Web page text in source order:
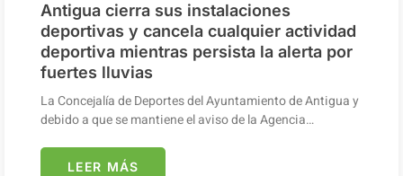
Antigua cierra sus instalaciones
deportivas y cancela cualquier actividad
deportiva mientras persista la alerta por
fuertes lluvias
La Concejalía de Deportes del Ayuntamiento de Antigua y
debido a que se mantiene el aviso de la Agencia…
LEER MÁS